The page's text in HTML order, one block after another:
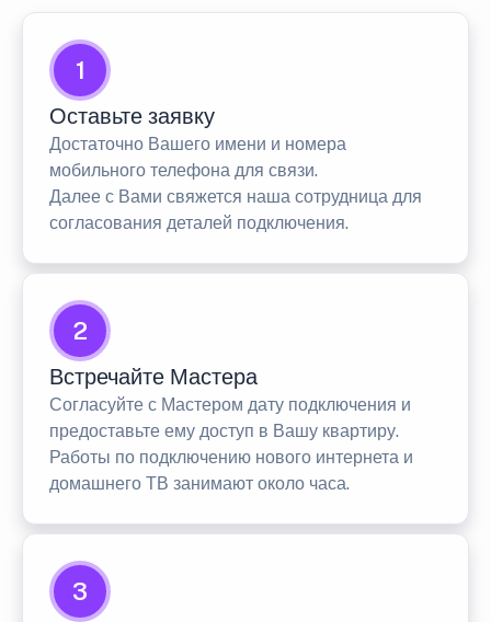
1
Оставьте заявку
Достаточно Вашего имени и номера
мобильного телефона для связи.
Далее с Вами свяжется наша сотрудница для
согласования деталей подключения.
2
Встречайте Мастера
Согласуйте с Мастером дату подключения и
предоставьте ему доступ в Вашу квартиру.
Работы по подключению нового интернета и
домашнего ТВ занимают около часа.
3